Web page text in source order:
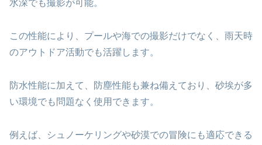
水深でも撮影が可能。
この性能により、プールや海での撮影だけでなく、雨天時
のアウトドア活動でも活躍します。
防水性能に加えて、防塵性能も兼ね備えており、砂埃が多
い環境でも問題なく使用できます。
例えば、シュノーケリングや砂漠での冒険にも適応できる